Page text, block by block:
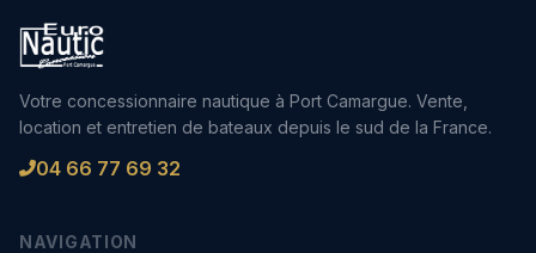
Votre concessionnaire nautique à Port Camargue. Vente,
location et entretien de bateaux depuis le sud de la France.
04 66 77 69 32
NAVIGATION